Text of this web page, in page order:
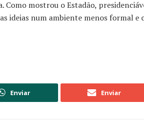
mostrou o Estadão,
ideias num ambiente menos formal
Enviar Enviar